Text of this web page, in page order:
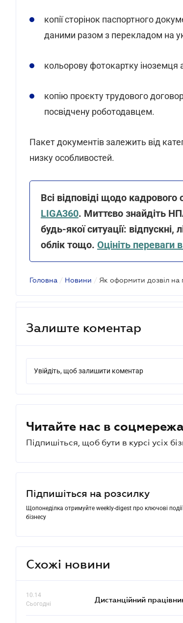
копії сторінок паспортного
даними разом з перекладом на
кольорову фотокартку іноземця
копію проєкту трудового
посвідчену роботодавцем.
Пакет документів залежить від
низку особливостей.
Всі відповіді щодо кадрового
LIGA360. Миттєво знайдіть
будь-якої ситуації: відпускні,
облік тощо. Оцініть переваги
Головна / Новини /
Залиште коментар
Увійдіть, щоб залишити коментар
Читайте нас в
Підпишіться, щоб бути в курсі усіх
Підпишіться на розсилку
Щопонеділка отримуйте weekly-digest про ключові події
бізнесу
Схожі новини
10.14
Сьогодні
Дистанційний